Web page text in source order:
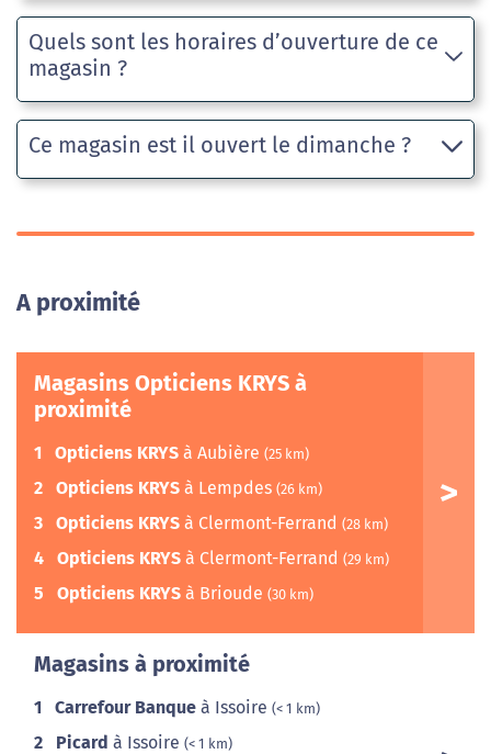
Quels sont les horaires d’ouverture de ce
magasin ?
Ce magasin est il ouvert le dimanche ?
A proximité
Magasins Opticiens KRYS à
proximité
1 Opticiens KRYS à Aubière (25 km)
2 Opticiens KRYS à Lempdes (26 km)
3 Opticiens KRYS à Clermont-Ferrand (28 km)
4 Opticiens KRYS à Clermont-Ferrand (29 km)
5 Opticiens KRYS à Brioude (30 km)
Magasins à proximité
1 Carrefour Banque à Issoire (< 1 km)
2 Picard à Issoire (< 1 km)